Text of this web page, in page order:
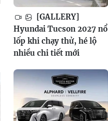
[GALLERY]
Hyundai Tucson 2027 nổ
lốp khi chạy thử, hé lộ
nhiều chi tiết mới